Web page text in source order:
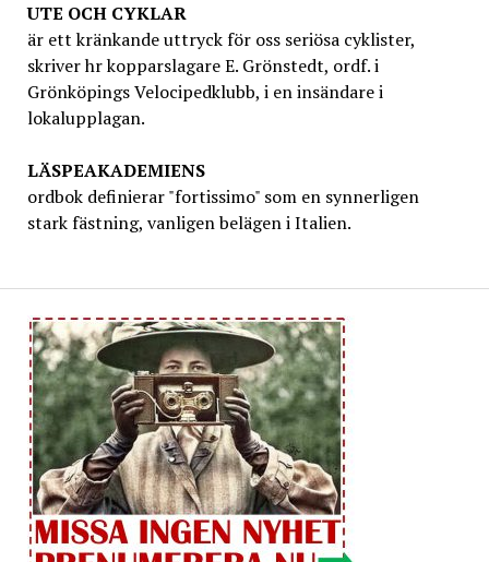
UTE OCH CYKLAR
är ett kränkande uttryck för oss seriösa cyklister,
skriver hr kopparslagare E. Grönstedt, ordf. i
Grönköpings Velocipedklubb, i en insändare i
lokalupplagan.
LÄSPEAKADEMIENS
ordbok definierar "fortissimo" som en synnerligen
stark fästning, vanligen belägen i Italien.